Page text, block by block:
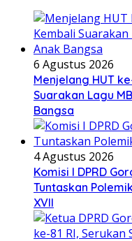
6 Agustus 2026
Menjelang HUT
Suarakan Lagu
Bangsa
4 Agustus 2026
Komisi I DPRD
Tuntaskan
XVII